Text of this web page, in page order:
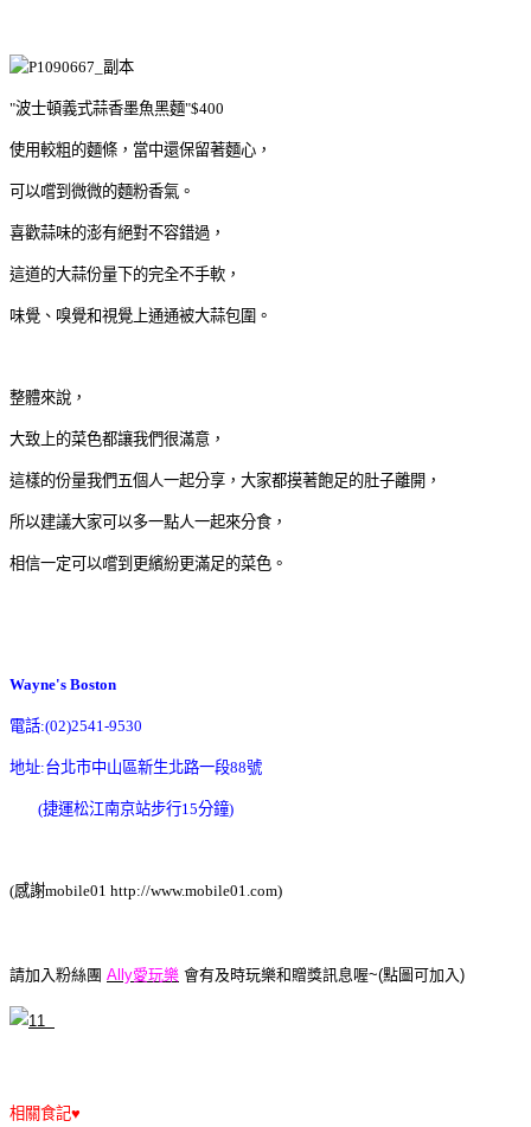
"波士頓義式蒜香墨魚黑麵"$400
使用較粗的麵條，當中還保留著麵心，
可以嚐到微微的麵粉香氣。
喜歡蒜味的澎有絕對不容錯過，
這道的大蒜份量下的完全不手軟，
味覺、嗅覺和視覺上通通被大蒜包圍。
整體來說，
大致上的菜色都讓我們很滿意，
這樣的份量我們五個人一起分享，大家都摸著飽足的肚子離開，
所以建議大家可以多一點人一起來分食，
相信一定可以嚐到更繽紛更滿足的菜色。
Wayne's Boston
電話:(02)2541-9530
地址:台北市中山區新生北路一段88號
(捷運松江南京站步行15分鐘)
(感謝mobile01 http://www.mobile01.com)
請加入粉絲團 Ally愛玩樂 會有及時玩樂和贈獎訊息喔~(點圖可加入)
相關食記♥